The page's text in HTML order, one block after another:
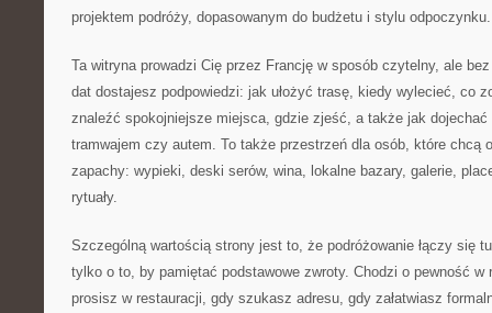
projektem podróży, dopasowanym do budżetu i stylu odpoczynku.
Ta witryna prowadzi Cię przez Francję w sposób czytelny, ale
dat dostajesz podpowiedzi: jak ułożyć trasę, kiedy wylecieć, co
znaleźć spokojniejsze miejsca, gdzie zjeść, a także jak dojechać
tramwajem czy autem. To także przestrzeń dla osób, które chcą
zapachy: wypieki, deski serów, wina, lokalne bazary, galerie,
rytuały.
Szczególną wartością strony jest to, że podróżowanie łączy się
tylko o to, by pamiętać podstawowe zwroty. Chodzi o pewność w
prosisz w restauracji, gdy szukasz adresu, gdy załatwiasz